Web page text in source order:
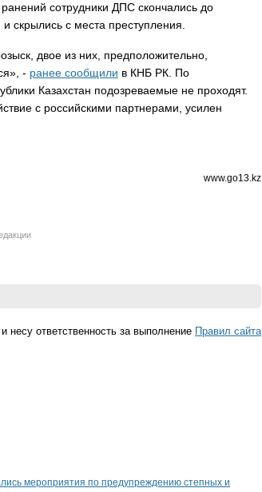
сотрудники ДПС скончались до
с места преступления.
двое из них, предположительно,
- ранее сообщили в КНБ РК. По
Казахстан подозреваемые не проходят.
с российскими партнерами, усилен
www.go13.kz
ответственность за выполнение Правил cайта
мероприятия по предупреждению степных и